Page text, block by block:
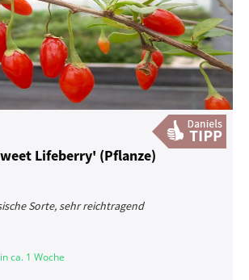
Lifeberry' (Pflanze)
Sorte, sehr reichtragend
ca. 1 Woche